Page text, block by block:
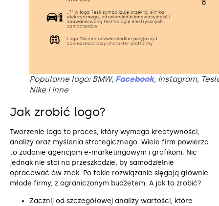
Popularne logo: BMW, Facebook, Instagram,
Nike i inne
Jak zrobić logo?
Tworzenie logo to proces, który wymaga kreatywności,
analizy oraz myślenia strategicznego. Wiele firm powierza
to zadanie agencjom e-marketingowym i grafikom. Nic
jednak nie stoi na przeszkodzie, by samodzielnie
opracować ów znak. Po takie rozwiązanie sięgają głównie
młode firmy, z ograniczonym budżetem. A jak to zrobić?
Zacznij od szczegółowej analizy wartości, które